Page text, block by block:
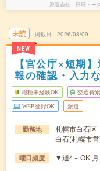
派遣会社 日研トー
未読
NEW
掲載日 2026/08/09
【官公庁×短期
報の確認・入力
職種未経験OK 交通費
WEB登録OK 派遣
勤務地
札幌市白石区
白石(札幌市
曜日頻度 ▼週4～OK 月